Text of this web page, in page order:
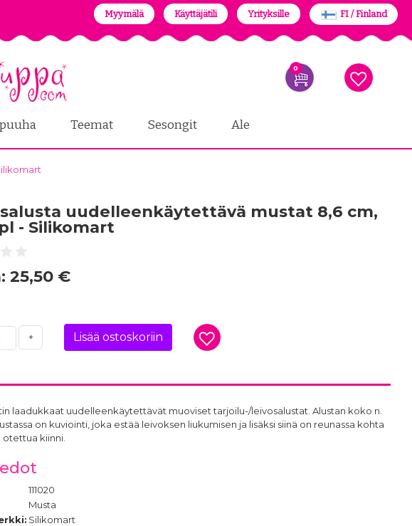
Myymälä Käyttäjätili Yrityksille FI / Finland
0
Teemat Sesongit Ale
uudelleenkäytettävä mustat 8,6 cm,
- Silikomart
25,50 €
+ Lisää ostoskoriin
laadukkaat uudelleenkäytettävät muoviset tarjoilu-/leivosalustat. Alustan koko n.
on kuviointi, joka estää leivoksen liukumisen ja lisäksi siinä on reunassa kohta
otettua kiinni.
111020
Musta
Silikomart